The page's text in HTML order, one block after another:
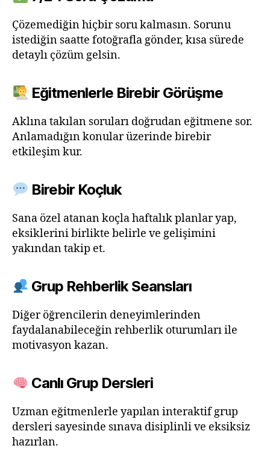
Çözemediğin hiçbir soru kalmasın. Sorunu
istediğin saatte fotoğrafla gönder, kısa sürede
detaylı çözüm gelsin.
Eğitmenlerle Birebir Görüşme
Aklına takılan soruları doğrudan eğitmene sor.
Anlamadığın konular üzerinde birebir
etkileşim kur.
Birebir Koçluk
Sana özel atanan koçla haftalık planlar yap,
eksiklerini birlikte belirle ve gelişimini
yakından takip et.
Grup Rehberlik Seansları
Diğer öğrencilerin deneyimlerinden
faydalanabileceğin rehberlik oturumları ile
motivasyon kazan.
Canlı Grup Dersleri
Uzman eğitmenlerle yapılan interaktif grup
dersleri sayesinde sınava disiplinli ve eksiksiz
hazırlan.